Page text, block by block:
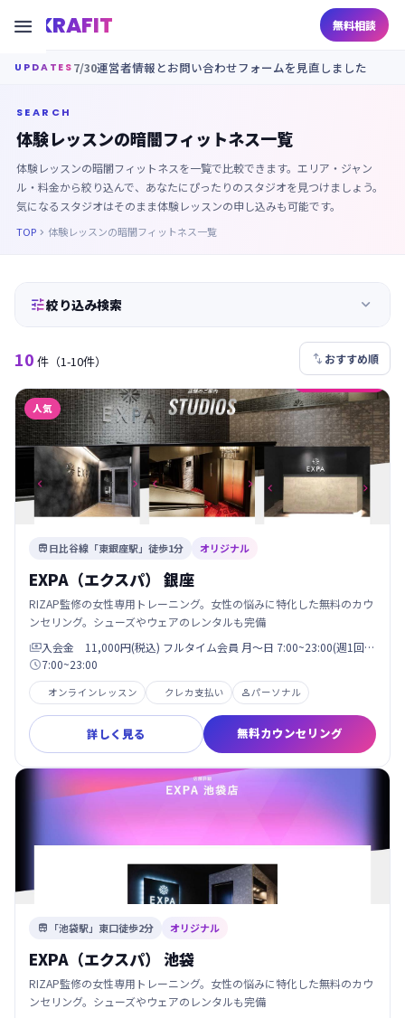
KRAFIT 無料相談

UPDATES 7/30運営者情報とお問い合わせフォームを見直しました
SEARCH
体験レッスンの暗闇フィットネス一覧
体験レッスンの暗闇フィットネスを一覧で比較できます。エリア・ジャン
ル・料金から絞り込んで、あなたにぴったりのスタジオを見つけましょう。
気になるスタジオはそのまま体験レッスンの申し込みも可能です。
TOP  体験レッスンの暗闇フィットネス一覧
絞り込み検索 
10 件 （1-10件）  おすすめ順
人気
 日比谷線「東銀座駅」徒歩1分 オリジナル
EXPA（エクスパ） 銀座
RIZAP監修の女性専用トレーニング。女性の悩みに特化した無料のカウ
ンセリング。シューズやウェアのレンタルも完備
入会金 11,000円(税込) フルタイム会員 月〜日 7:00~23:00(週1回…
7:00~23:00
オンラインレッスン クレカ支払い パーソナル
詳しく見る 無料カウンセリング
 「池袋駅」東口徒歩2分 オリジナル
EXPA（エクスパ） 池袋
RIZAP監修の女性専用トレーニング。女性の悩みに特化した無料のカウ
ンセリング。シューズやウェアのレンタルも完備